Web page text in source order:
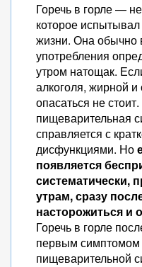
Горечь в горле —
которое
жизни. Она обычно
употребления
утром натощак.
алкоголя, жирной
опасаться не
пищеварительная
справляется с
дисфункциями. Но
появляется
систематически,
утрам, сразу
насторожиться и
Горечь в горле
первым симптомом
пищеварительной